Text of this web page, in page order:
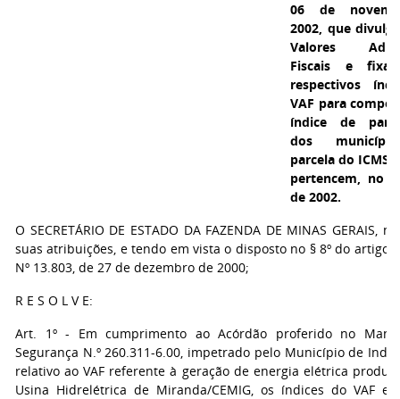
06 de
2002, que
Valores
Fiscais e
respectivos
VAF para
índice de
dos
parcela do ICMS
pertencem, no
de 2002.
O SECRETÁRIO DE ESTADO DA FAZENDA DE MINAS GERAIS,
suas atribuições, e tendo em vista o disposto no § 8º do artigo
Nº 13.803, de 27 de dezembro de 2000;
R E S O L V E:
Art. 1º - Em cumprimento ao Acórdão proferido no
Segurança N.º 260.311-6.00, impetrado pelo Município de
relativo ao VAF referente à geração de energia elétrica
Usina Hidrelétrica de Miranda/CEMIG, os índices do VAF e